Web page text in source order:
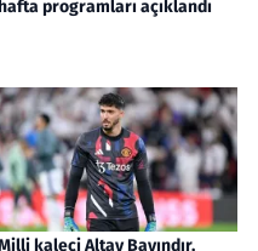
programları açıklandı
kaleci Altay Bayındır,